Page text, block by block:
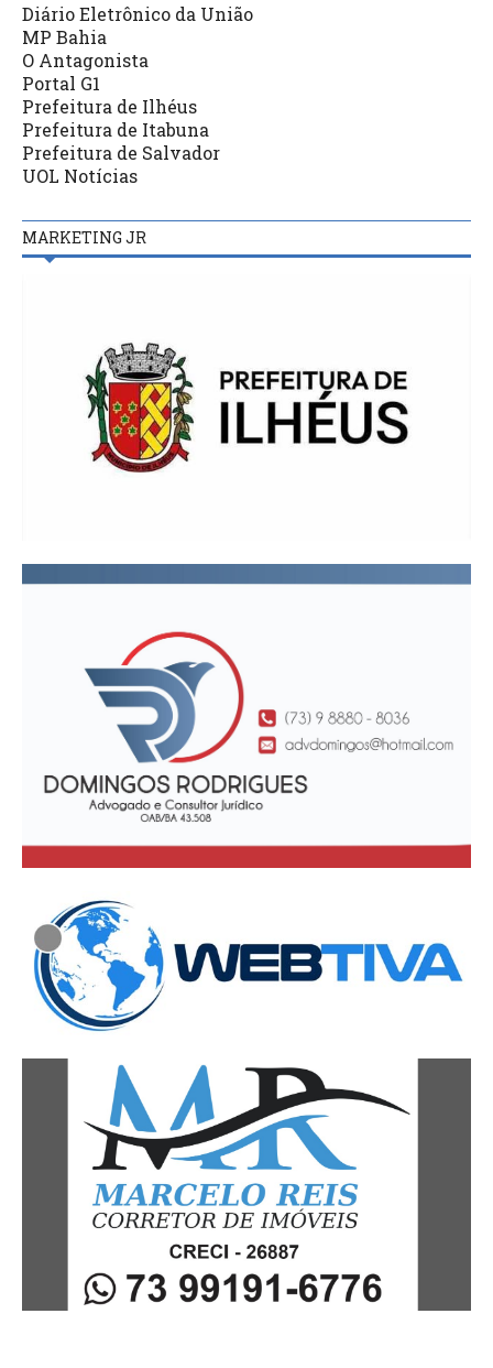
Diário Eletrônico da União
MP Bahia
O Antagonista
Portal G1
Prefeitura de Ilhéus
Prefeitura de Itabuna
Prefeitura de Salvador
UOL Notícias
MARKETING JR